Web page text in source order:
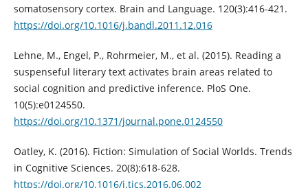
somatosensory cortex. Brain and Language. 120(3):416-421.
https://doi.org/10.1016/j.bandl.2011.12.016
Lehne, M., Engel, P., Rohrmeier, M., et al. (2015). Reading a
suspenseful literary text activates brain areas related to
social cognition and predictive inference. PloS One.
10(5):e0124550.
https://doi.org/10.1371/journal.pone.0124550
Oatley, K. (2016). Fiction: Simulation of Social Worlds. Trends
in Cognitive Sciences. 20(8):618-628.
https://doi.org/10.1016/j.tics.2016.06.002